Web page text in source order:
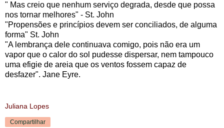
" Mas creio que nenhum serviço degrada, desde que possa
nos tornar melhores" - St. John
"Propensões e princípios devem ser conciliados, de alguma
forma" St. John
"A lembrança dele continuava comigo, pois não era um
vapor que o calor do sol pudesse dispersar, nem tampouco
uma efigie de areia que os ventos fossem capaz de
desfazer". Jane Eyre.
Juliana Lopes
Compartilhar